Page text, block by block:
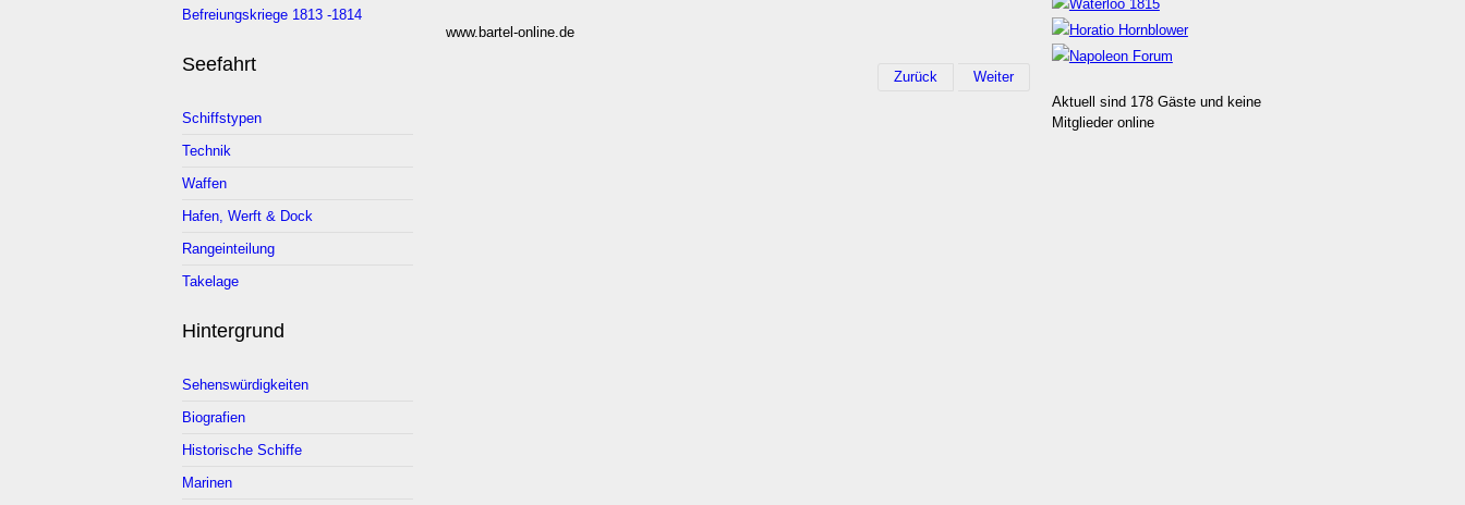
Befreiungskriege 1813 -1814
Seefahrt
Schiffstypen
Technik
Waffen
Hafen, Werft & Dock
Rangeinteilung
Takelage
Hintergrund
Sehenswürdigkeiten
Biografien
Historische Schiffe
Marinen
www.bartel-online.de
Zurück Weiter
Aktuell sind 178 Gäste und keine
Mitglieder online